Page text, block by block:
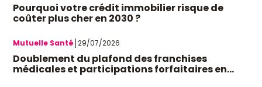
Pourquoi votre crédit immobilier risque de
coûter plus cher en 2030 ?
Mutuelle Santé 29/07/2026
Doublement du plafond des franchises
médicales et participations forfaitaires en
octobre 2026 : quel impact sur votre budget et